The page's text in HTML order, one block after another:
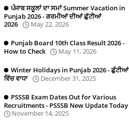
ਪੰਜਾਬ ਸਕੂਲਾਂ ਦਾ ਸਮਾਂ Summer Vacation in
Punjab 2026 - ਗਰਮੀਆਂ ਦੀਆਂ ਛੁੱਟੀਆਂ
2026
May 22, 2026
Punjab Board 10th Class Result 2026 -
How to Check
May 11, 2026
Winter Holidays in Punjab 2026 - ਛੁੱਟੀਆਂ
ਵਿੱਚ ਵਾਧਾ
December 31, 2025
PSSSB Exam Dates Out for Various
Recruitments - PSSSB New Update Today
November 14, 2025